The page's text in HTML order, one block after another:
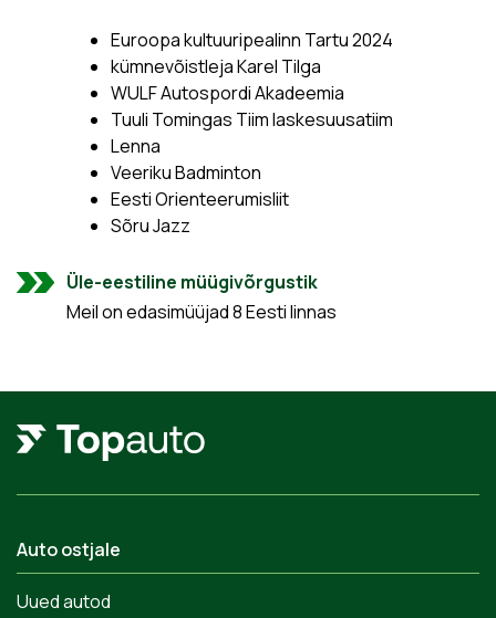
Euroopa kultuuripealinn Tartu 2024
kümnevõistleja Karel Tilga
WULF Autospordi Akadeemia
Tuuli Tomingas Tiim laskesuusatiim
Lenna
Veeriku Badminton
Eesti Orienteerumisliit
Sõru Jazz
Üle-eestiline müügivõrgustik
Meil on edasimüüjad 8 Eesti linnas
Auto ostjale
Uued autod